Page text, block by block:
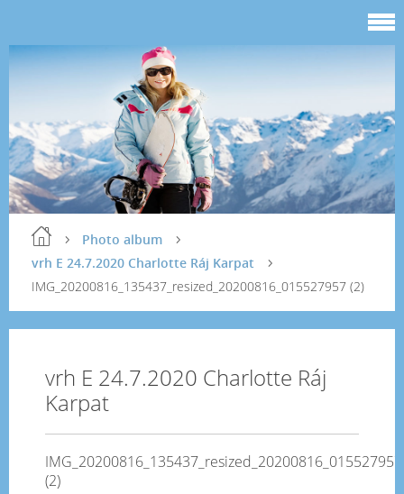
Photo album
vrh E 24.7.2020 Charlotte Ráj Karpat
IMG_20200816_135437_resized_20200816_015527957 (2)
vrh E 24.7.2020 Charlotte Ráj
Karpat
IMG_20200816_135437_resized_20200816_015527957
(2)